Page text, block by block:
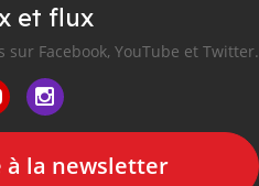
et flux
sur Facebook, YouTube et Twitter.
à la newsletter